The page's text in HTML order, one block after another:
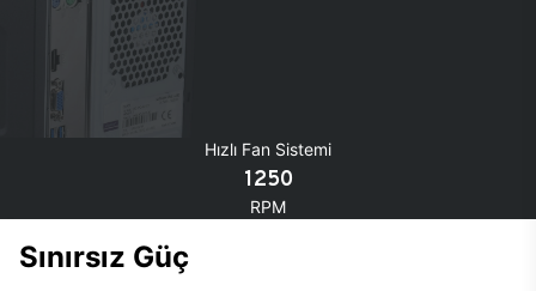
Hızlı Fan Sistemi
1250
RPM
Sınırsız Güç